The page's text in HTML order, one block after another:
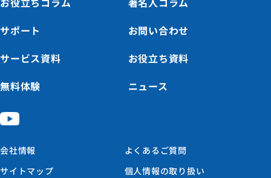
サポート
お問い合わせ
サービス資料
お役立ち資料
無料体験
ニュース
会社情報
よくあるご質問
サイトマップ
個人情報の取り扱い